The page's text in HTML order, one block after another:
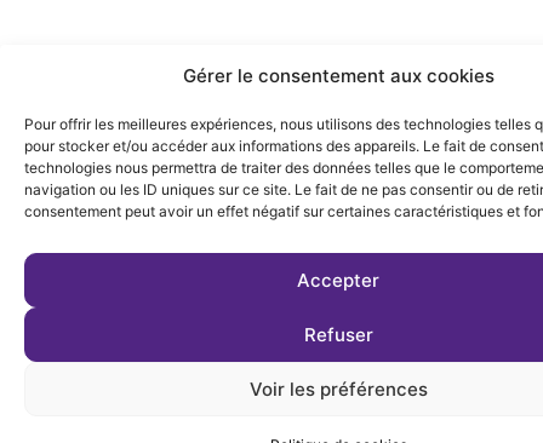
Gérer le consentement aux cookies
Pour offrir les meilleures expériences, nous utilisons des technologies telles
pour stocker et/ou accéder aux informations des appareils. Le fait de
technologies nous permettra de traiter des données telles que le
navigation ou les ID uniques sur ce site. Le fait de ne pas consentir ou de
consentement peut avoir un effet négatif sur certaines caractéristiques et
Accepter
Refuser
Voir les préférences